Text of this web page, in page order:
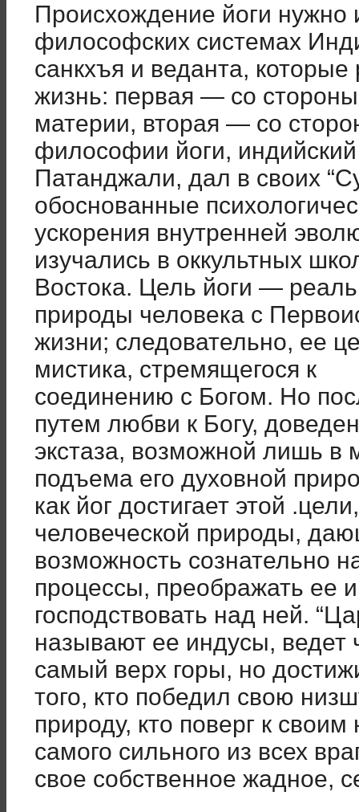
Происхождение йоги нужно
философских системах
санкхъя и веданта,
жизнь: первая — со стороны
материи, вторая — со
философии йоги,
Патанджали, дал в своих
обоснованные
ускорения внутренней
изучались в оккультных
Востока. Цель йоги —
природы человека с
жизни; следовательно, ее
мистика, стремящегося к
соединению с Богом. Но
путем любви к Богу,
экстаза, возможной лишь в
подъема его духовной
как йог достигает этой
человеческой природы,
возможность сознательно
процессы, преображать ее и
господствовать над ней.
называют ее индусы, ведет
самый верх горы, но
того, кто победил свою
природу, кто поверг к
самого сильного из всех
свое собственное жадное,